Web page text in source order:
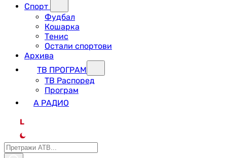
Спорт
Фудбал
Кошарка
Тенис
Остали спортови
Архива
ТВ ПРОГРАМ
ТВ Распоред
Програм
А РАДИО
L